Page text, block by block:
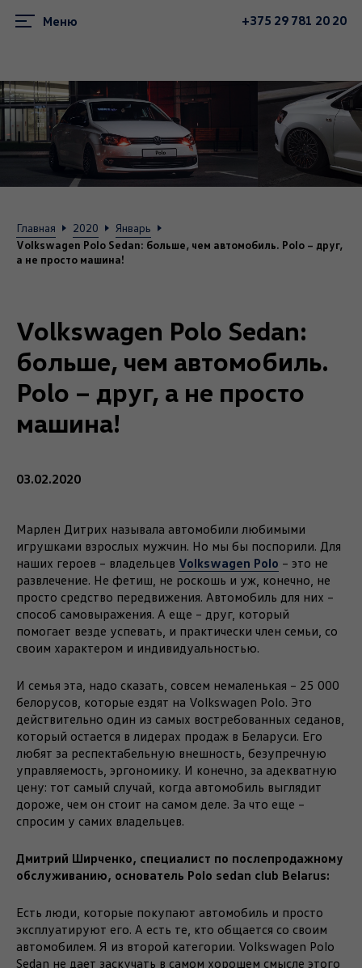
Меню +375 29 781 20 20
Главная 2020 Январь
Volkswagen Polo Sedan: больше, чем автомобиль. Polo – друг,
а не просто машина!
Volkswagen Polo Sedan:
больше, чем автомобиль.
Polo – друг, а не просто
машина!
03.02.2020
Марлен Дитрих называла автомобили любимыми
игрушками взрослых мужчин. Но мы бы поспорили. Для
наших героев – владельцев Volkswagen Polo – это не
развлечение. Не фетиш, не роскошь и уж, конечно, не
просто средство передвижения. Автомобиль для них –
способ самовыражения. А еще – друг, который
помогает везде успевать, и практически член семьи, со
своим характером и индивидуальностью.
И семья эта, надо сказать, совсем немаленькая – 25 000
белорусов, которые ездят на Volkswagen Polo. Это
действительно один из самых востребованных седанов,
который остается в лидерах продаж в Беларуси. Его
любят за респектабельную внешность, безупречную
управляемость, эргономику. И конечно, за адекватную
цену: тот самый случай, когда автомобиль выглядит
дороже, чем он стоит на самом деле. За что еще –
спросим у самих владельцев.
Дмитрий Ширченко, специалист по послепродажному
обслуживанию, основатель Polo sedan club Belarus:
Есть люди, которые покупают автомобиль и просто
эксплуатируют его. А есть те, кто общается со своим
автомобилем. Я из второй категории. Volkswagen Polo
Sedan не дает заскучать в самом хорошем смысле этого